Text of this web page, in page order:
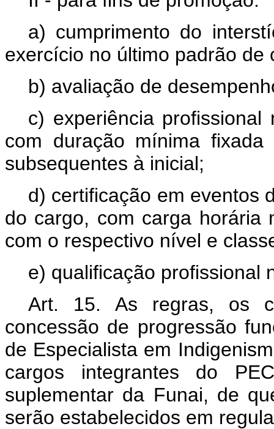
a) cumprimento do
exercício no último padrão de
b) avaliação de
c) experiência
com duração mínima
subsequentes à inicial;
d) certificação em eventos
do cargo, com carga horária
com o respectivo nível e
e) qualificação profissional
Art. 15. As regras, os
concessão de progressão
de Especialista em
cargos integrantes do
suplementar da Funai, de
serão estabelecidos em